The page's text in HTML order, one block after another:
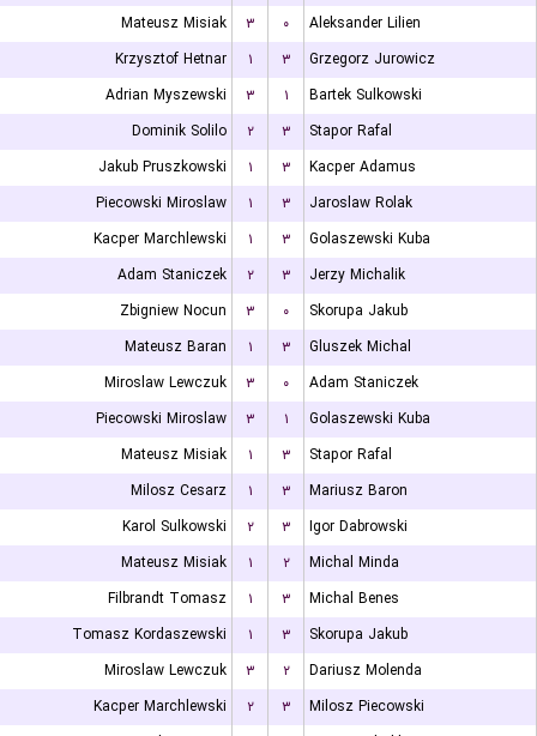
Mateusz Misiak
۳ ۰
Aleksander Lilien
Krzysztof Hetnar
۱ ۳
Grzegorz Jurowicz
Adrian Myszewski
۳ ۱
Bartek Sulkowski
Dominik Solilo
۲ ۳
Stapor Rafal
Jakub Pruszkowski
۱ ۳
Kacper Adamus
Piecowski Miroslaw
۱ ۳
Jaroslaw Rolak
Kacper Marchlewski
۱ ۳
Golaszewski Kuba
Adam Staniczek
۲ ۳
Jerzy Michalik
Zbigniew Nocun
۳ ۰
Skorupa Jakub
Mateusz Baran
۱ ۳
Gluszek Michal
Miroslaw Lewczuk
۳ ۰
Adam Staniczek
Piecowski Miroslaw
۳ ۱
Golaszewski Kuba
Mateusz Misiak
۱ ۳
Stapor Rafal
Milosz Cesarz
۱ ۳
Mariusz Baron
Karol Sulkowski
۲ ۳
Igor Dabrowski
Mateusz Misiak
۱ ۲
Michal Minda
Filbrandt Tomasz
۱ ۳
Michal Benes
Tomasz Kordaszewski
۱ ۳
Skorupa Jakub
Miroslaw Lewczuk
۳ ۲
Dariusz Molenda
Kacper Marchlewski
۲ ۳
Milosz Piecowski